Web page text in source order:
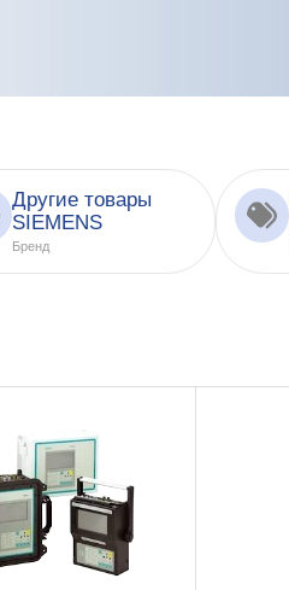
Другие товары
SIEMENS
Бренд